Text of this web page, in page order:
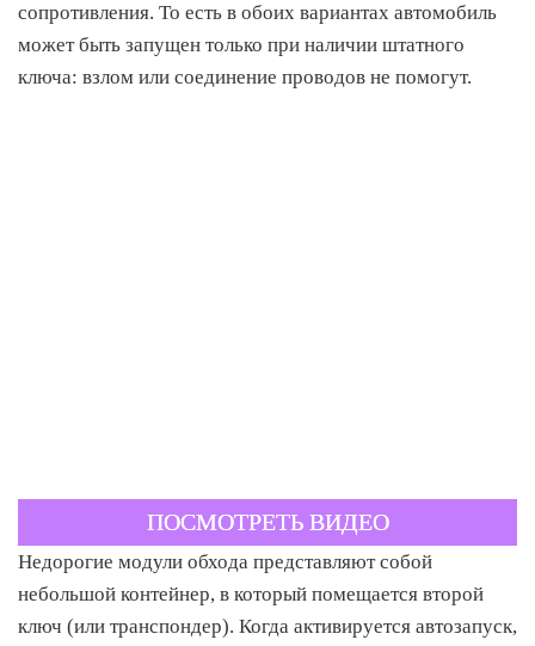
сопротивления. То есть в обоих вариантах автомобиль
может быть запущен только при наличии штатного
ключа: взлом или соединение проводов не помогут.
ПОСМОТРЕТЬ ВИДЕО
Недорогие модули обхода представляют собой
небольшой контейнер, в который помещается второй
ключ (или транспондер). Когда активируется автозапуск,